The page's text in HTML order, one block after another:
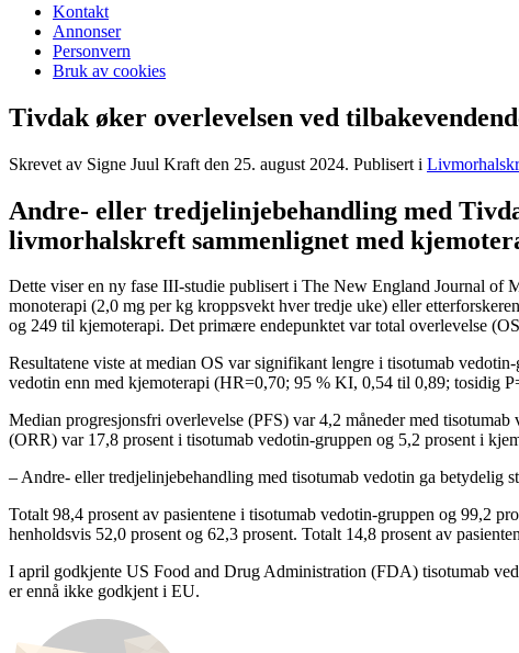
Kontakt
Annonser
Personvern
Bruk av cookies
Tivdak øker overlevelsen ved
Skrevet av Signe Juul Kraft den 25. august 2024. Publisert i
Andre- eller tredjelinjebehandling med
livmorhalskreft sammenlignet med
Dette viser en ny fase III-studie publisert i The New England Journal of
monoterapi (2,0 mg per kg kroppsvekt hver tredje uke) eller
og 249 til kjemoterapi. Det primære endepunktet var total overlevelse
Resultatene viste at median OS var signifikant lengre i tisotumab
vedotin enn med kjemoterapi (HR=0,70; 95 % KI, 0,54 til 0,89; tosidig
Median progresjonsfri overlevelse (PFS) var 4,2 måneder med
(ORR) var 17,8 prosent i tisotumab vedotin-gruppen og 5,2 prosent i
– Andre- eller tredjelinjebehandling med tisotumab vedotin ga betydelig
Totalt 98,4 prosent av pasientene i tisotumab vedotin-gruppen og 99,2
henholdsvis 52,0 prosent og 62,3 prosent. Totalt 14,8 prosent av
I april godkjente US Food and Drug Administration (FDA) tisotumab
er ennå ikke godkjent i EU.